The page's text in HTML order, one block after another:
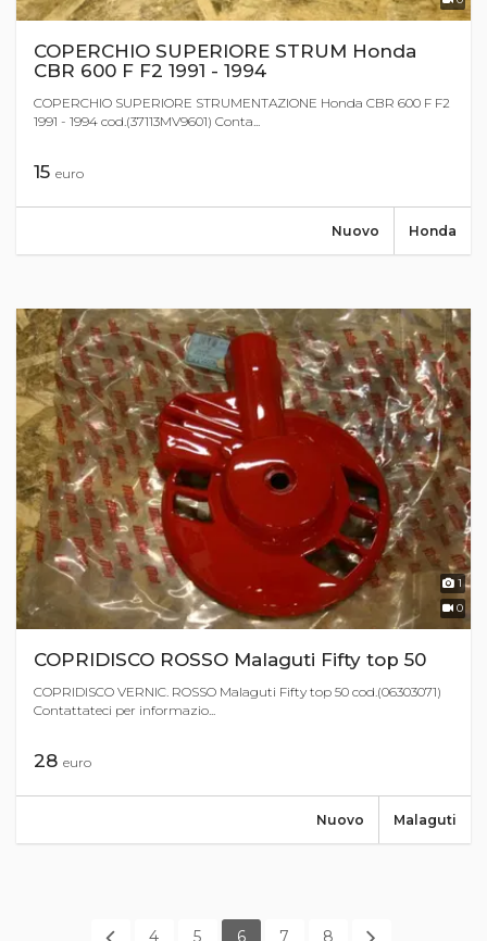
COPERCHIO SUPERIORE STRUM Honda
CBR 600 F F2 1991 - 1994
COPERCHIO SUPERIORE STRUMENTAZIONE Honda CBR 600 F F2
1991 - 1994 cod.(37113MV9601) Conta...
15 euro
Honda
Nuovo
1
0
COPRIDISCO ROSSO Malaguti Fifty top 50
COPRIDISCO VERNIC. ROSSO Malaguti Fifty top 50 cod.(06303071)
Contattateci per informazio...
28 euro
Malaguti
Nuovo
4 5 6 7 8